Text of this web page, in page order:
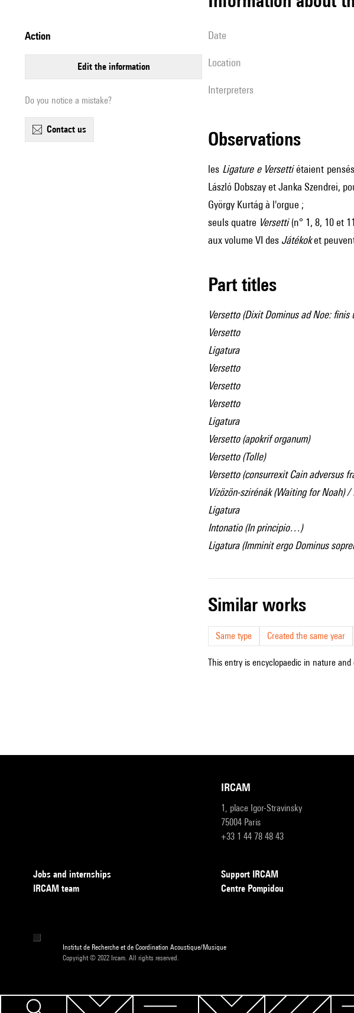
action
edit the information
Do you notice a mistake?
contact us
date
location
interpreters
observations
les Ligature e Versettiétaient
László Dobszay et Janka Szendrei,
György Kurtág à l'orgue ;
seuls quatre Versetti(n° 1, 8, 10 et
aux volume VI des Játékoket
Part titles
Versetto (Dixit Dominus ad Noe:
Versetto
Ligatura
Versetto
Versetto
Versetto
Ligatura
Versetto (apokrif organum)
Versetto (Tolle)
Versetto (consurrexit Cain adversus
Vízözön-szirénák (Waiting for Noah)
Ligatura
Intonatio (In principio…)
Ligatura (Imminit ergo Dominus
similar works
Same type Created the same year
This entry is encyclopaedic in nature
IRCAM
1, place Igor-Stravinsky
75004 Paris
+33 1 44 78 48 43
Jobs and internships
IRCAM team
Support IRCAM
Centre Pompidou
Institut de Recherche et de Coordination Acoustique/Musique
Copyright © 2022 Ircam. All rights reserved.